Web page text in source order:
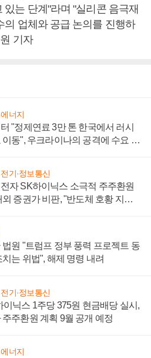
는 단계"라며 "실리콘 음극재
의 업체와 공급 논의를 진행하
기자
너지
"정제연료 3만 톤 한국에서 러시
이동", 우크라이나의 공격에 수요 늘
기·정보통신
자 SK하이닉스 소극적 주주환원
외 증권가 비판, "반도체 호황 지속
법원 "트럼프 정부 풍력 프로젝트 동
치는 위법", 해제 명령 내려
기·정보통신
이닉스 1주당 375원 현금배당 실시,
주주환원 계획 9월 공개 예정
너지